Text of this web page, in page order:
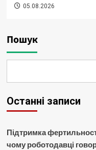
05.08.2026
Пошук
Останні записи
Підтримка
чому роботодавці